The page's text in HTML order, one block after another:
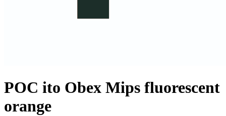
POC ito Obex Mips fluorescent
orange